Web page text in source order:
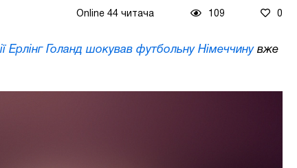
Online 44 читача 109 0
Ерлінг Голанд шокував футбольну Німеччинувже